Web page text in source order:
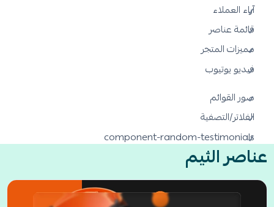
آراء العملاء
قائمة عناصر
مميزات المتجر
فيديو يوتيوب
صور القوائم
الفلاتر/التصفية
component-random-testimonials
عناصر الثيم